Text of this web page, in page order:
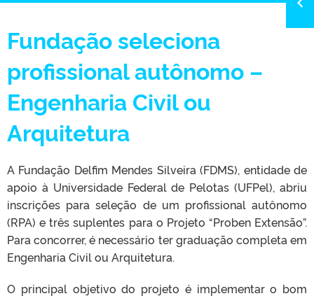
Fundação seleciona
profissional autônomo –
Engenharia Civil ou
Arquitetura
A Fundação Delfim Mendes Silveira (FDMS), entidade de
apoio à Universidade Federal de Pelotas (UFPel), abriu
inscrições para seleção de um profissional autônomo
(RPA) e três suplentes para o Projeto “Proben Extensão”.
Para concorrer, é necessário ter graduação completa em
Engenharia Civil ou Arquitetura.
O principal objetivo do projeto é implementar o bom